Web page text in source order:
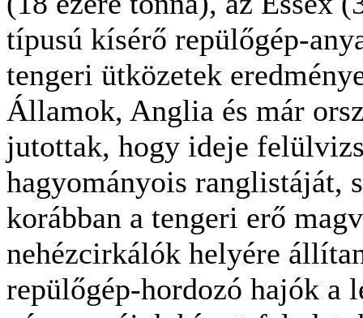
típusú kísérő repülőgép-
tengeri ütközetek
Államok, Anglia és már
jutottak, hogy ideje
hagyományois ranglistáját,
korábban a tengeri erő
nehézcirkálók helyére
repülőgép-hordozó hajók a